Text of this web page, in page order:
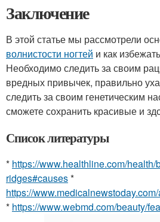
Заключение
В этой статье мы рассмотрели
волнистости ногтей и как
Необходимо следить за своим
вредных привычек, правильно
следить за своим генетическим
сможете сохранить красивые и
Список литературы
* https://www.healthline.com/
ridges#causes*
https://
* https://www.webmd.com/beauty/